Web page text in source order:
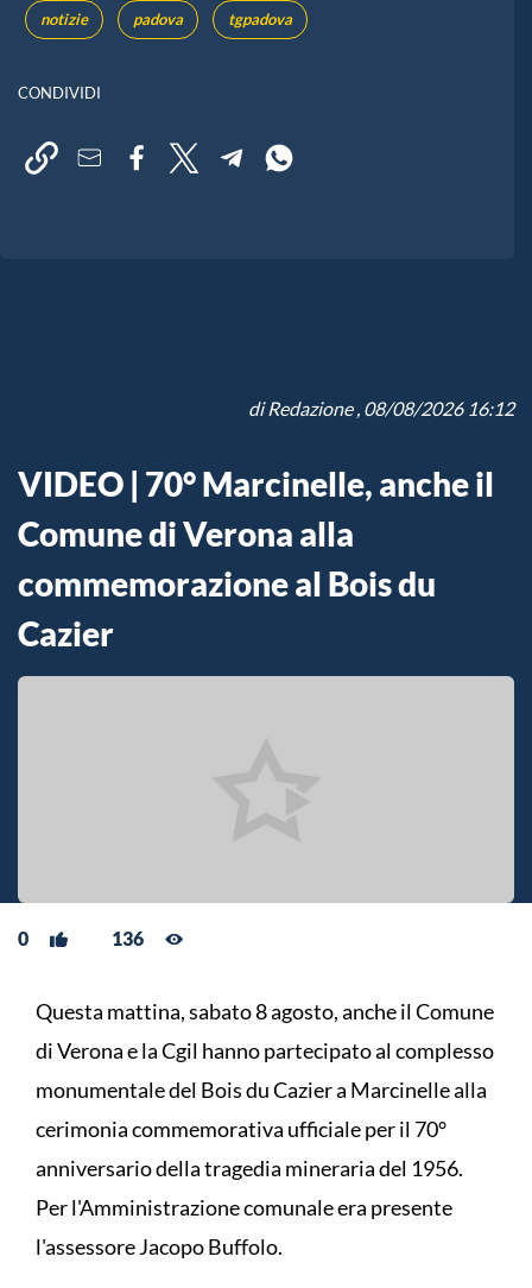
notizie padova tgpadova
CONDIVIDI
diRedazione, 08/08/2026 16:12
VIDEO | 70° Marcinelle, anche il
Comune di Verona alla
commemorazione al Bois du
Cazier
0 136
Questa mattina, sabato 8 agosto, anche il Comune
di Verona e la Cgil hanno partecipato al complesso
monumentale del Bois du Cazier a Marcinelle alla
cerimonia commemorativa ufficiale per il 70°
anniversario della tragedia mineraria del 1956.
Per l'Amministrazione comunale era presente
l'assessore Jacopo Buffolo.